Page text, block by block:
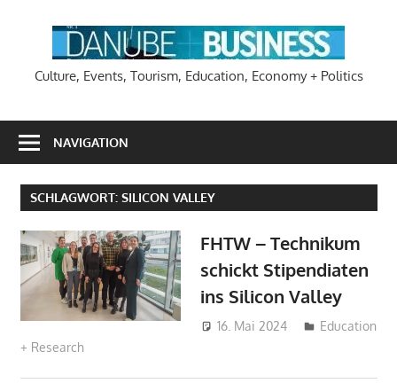
Culture, Events, Tourism, Education, Economy + Politics
NAVIGATION
SCHLAGWORT: SILICON VALLEY
FHTW – Technikum
schickt Stipendiaten
ins Silicon Valley
16. Mai 2024
Hans-
Education
+ Research